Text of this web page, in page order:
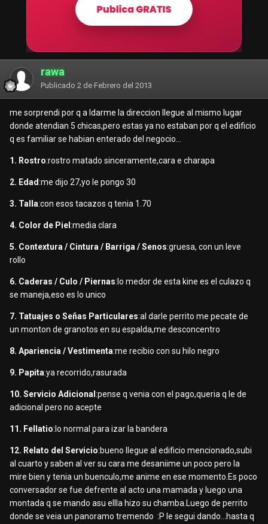
rawa
Publicado 2 de Febrero del 2013
me sorprendi por q a ldarme la direccion llegue al mismo lugar
donde atendian 5 chicas,pero estas ya no estaban por q el edificio
q es familiar se habian enterado del negocio...
1. Rostro:rostro matado sinceramente,cara e charapa
2. Edad:me dijo 27,yo le pongo 30
3. Talla:con esos tacazos q tenia 1.70
4. Color de Piel :media clara
5. Contextura / Cintura / Barriga / Senos:gruesa, con un leve
rollo
6. Caderas / Culo / Piernas:lo medor de esta kine es el culazo q
se maneja,eso es lo unico
7. Tatuajes o Señas Particulares:al darle perrito me pecate de
un monton de granotos en su espalda,me desconcentro
8. Apariencia / Vestimenta:me recibio con su hilo negro
9. Papita:ya recorrido,rasurada
10. Servicio Adicional :pense q venia con el pago,queria q le de
adicional pero no acepte
11. Fellatio:lo normal para izar la bandera
12. Relato del Servicio:bueno llegue al edificio mencionado,subi
al cuarto y saben al ver su cara me desaniime un poco pero la
mire bien y tenia un buenculo,me anime en ese momento.Es poco
conversador se fue defrente al acto una mamada y luego una
montada q se mando asu ellla hizo su chamba.Luego de perrito
donde se veia un panoramo tremendo :P le segui dando...hasta q